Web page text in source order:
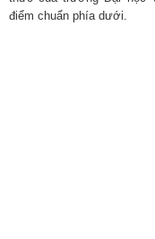
điểm chuẩn phía dưới.